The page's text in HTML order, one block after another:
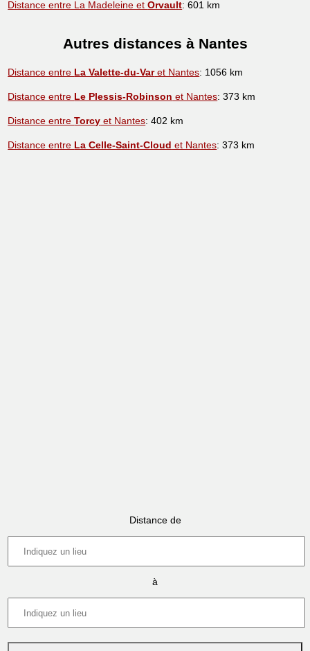
Distance entre La Madeleine etOrvault: 601 km
Autres distances à Nantes
Distance entre La Valette-du-Varet Nantes: 1056 km
Distance entre Le Plessis-Robinson et Nantes: 373 km
Distance entreTorcy et Nantes: 402 km
Distance entre La Celle-Saint-Cloud et Nantes: 373 km
Distance de
à